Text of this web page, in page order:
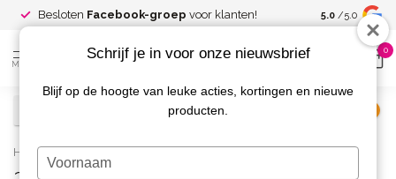
Besloten Facebook-groep voor klanten! Spaar voor
kortingen
5.0 /5.0
MENU
0
Home / 277 Gelpolish Gleamy Green
Schrijf je in voor onze nieuwsbrief
Blijf op de hoogte van leuke acties, kortingen en nieuwe
producten.
Typ
je